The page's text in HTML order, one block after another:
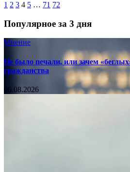
1 2 3 4 5 … 71 72
Популярное за 3 дня
Мнение
Не было печали, или зачем
гражданства
06.08.2026